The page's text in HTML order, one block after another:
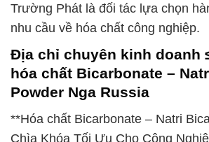
Trường Phát là đối tác lựa chọn
nhu cầu về hóa chất công nghiệp.
Địa chỉ chuyên kinh doanh
hóa chất Bicarbonate –
Powder Nga Russia
**Hóa chất Bicarbonate – Natri
Chìa Khóa Tối Ưu Cho Công